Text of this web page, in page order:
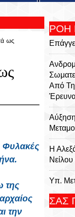
ως
Φυλακές
της
την
ΡΟΗ
Από Τη
Η
Νείλου
Υπ.
Τέλος
ΣΑΣ